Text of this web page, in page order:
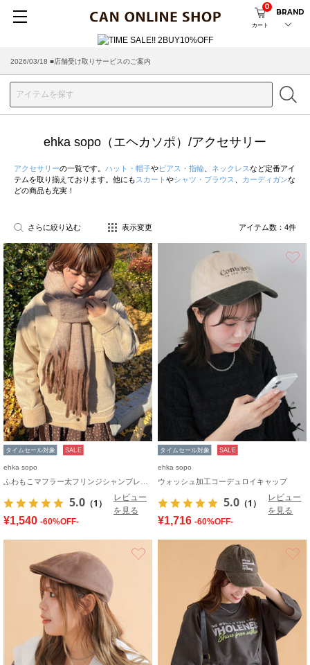
カート
0
BRAND
2026/03/18 ■店舗受け取りサービスのご案内
ehka sopo（エヘカソポ）/アクセサリー
アクセサリーの一覧です。 ハット・帽子やピアス・指輪 ネックレスなど定番アイ
テムを取り揃えております。他にも スカート やシャツ・ブラウス カーディガンな
どの商品も充実！
さらに絞り込む 表示変更 アイテム数： 4件
お気に入り
タイムセール対象 SALE
ehka sopo
5.0 （1）
レビュー
を見る
¥1,540 -60%OFF-
タイムセール対象 SALE
ehka sopo
ウォッシュ加工コーデュロイキャップ
5.0 （1）
レビュー
を見る
¥1,716 -60%OFF-